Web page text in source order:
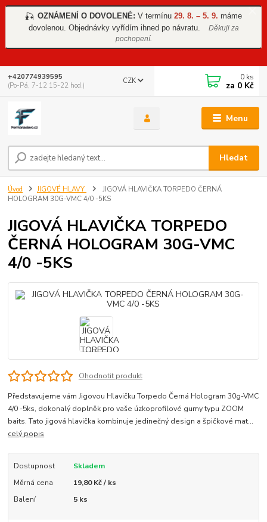
🎣 OZNÁMENÍ O DOVOLENÉ: V termínu 29. 8. – 5. 9. máme
dovolenou. Objednávky vyřídím ihned po návratu.
Děkuji za
pochopení.
Menu
CZK
Hledat
+420774939595
(Po-Pá, 7-12 15-22 hod.)
0 ks
za 0 Kč
Úvod JIGOVÉ HLAVY
JIGOVÁ HLAVIČKA TORPEDO ČERNÁ
HOLOGRAM 30G-VMC 4/0 -5KS
JIGOVÁ HLAVIČKA TORPEDO
ČERNÁ HOLOGRAM 30G-VMC
4/0 -5KS
Ohodnotit produkt
Představujeme vám Jigovou Hlavičku Torpedo Černá Hologram 30g-VMC
4/0 -5ks, dokonalý doplněk pro vaše úzkoprofilové gumy typu ZOOM
baits. Tato jigová hlavička kombinuje jedinečný design a špičkové mat...
celý popis
Dostupnost
Skladem
Měrná cena
19,80 Kč / ks
Balení
5 ks